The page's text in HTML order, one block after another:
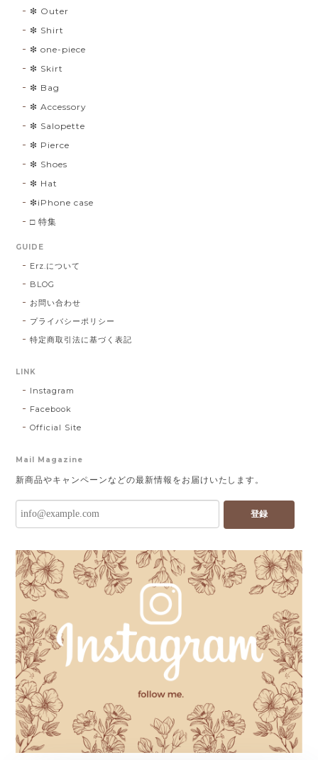
❇︎ Outer
❇︎ Shirt
❇︎ one-piece
❇︎ Skirt
❇︎ Bag
❇︎ Accessory
❇︎ Salopette
❇︎ Pierce
❇︎ Shoes
❇︎ Hat
❇︎iPhone case
□ 特集
GUIDE
Erz.について
BLOG
お問い合わせ
プライバシーポリシー
特定商取引法に基づく表記
LINK
Instagram
Facebook
Official Site
Mail Magazine
新商品やキャンペーンなどの最新情報をお届けいたします。
登録